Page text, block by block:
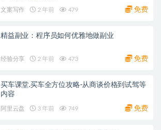
文案写作 2 年前 479 免费
精益副业：程序员如何优雅地做副业
经验分享 2 年前 473 免费
买车课堂.买车全方位攻略-从商谈价格到试驾等
内容
阿里云盘 3 年前 749 免费